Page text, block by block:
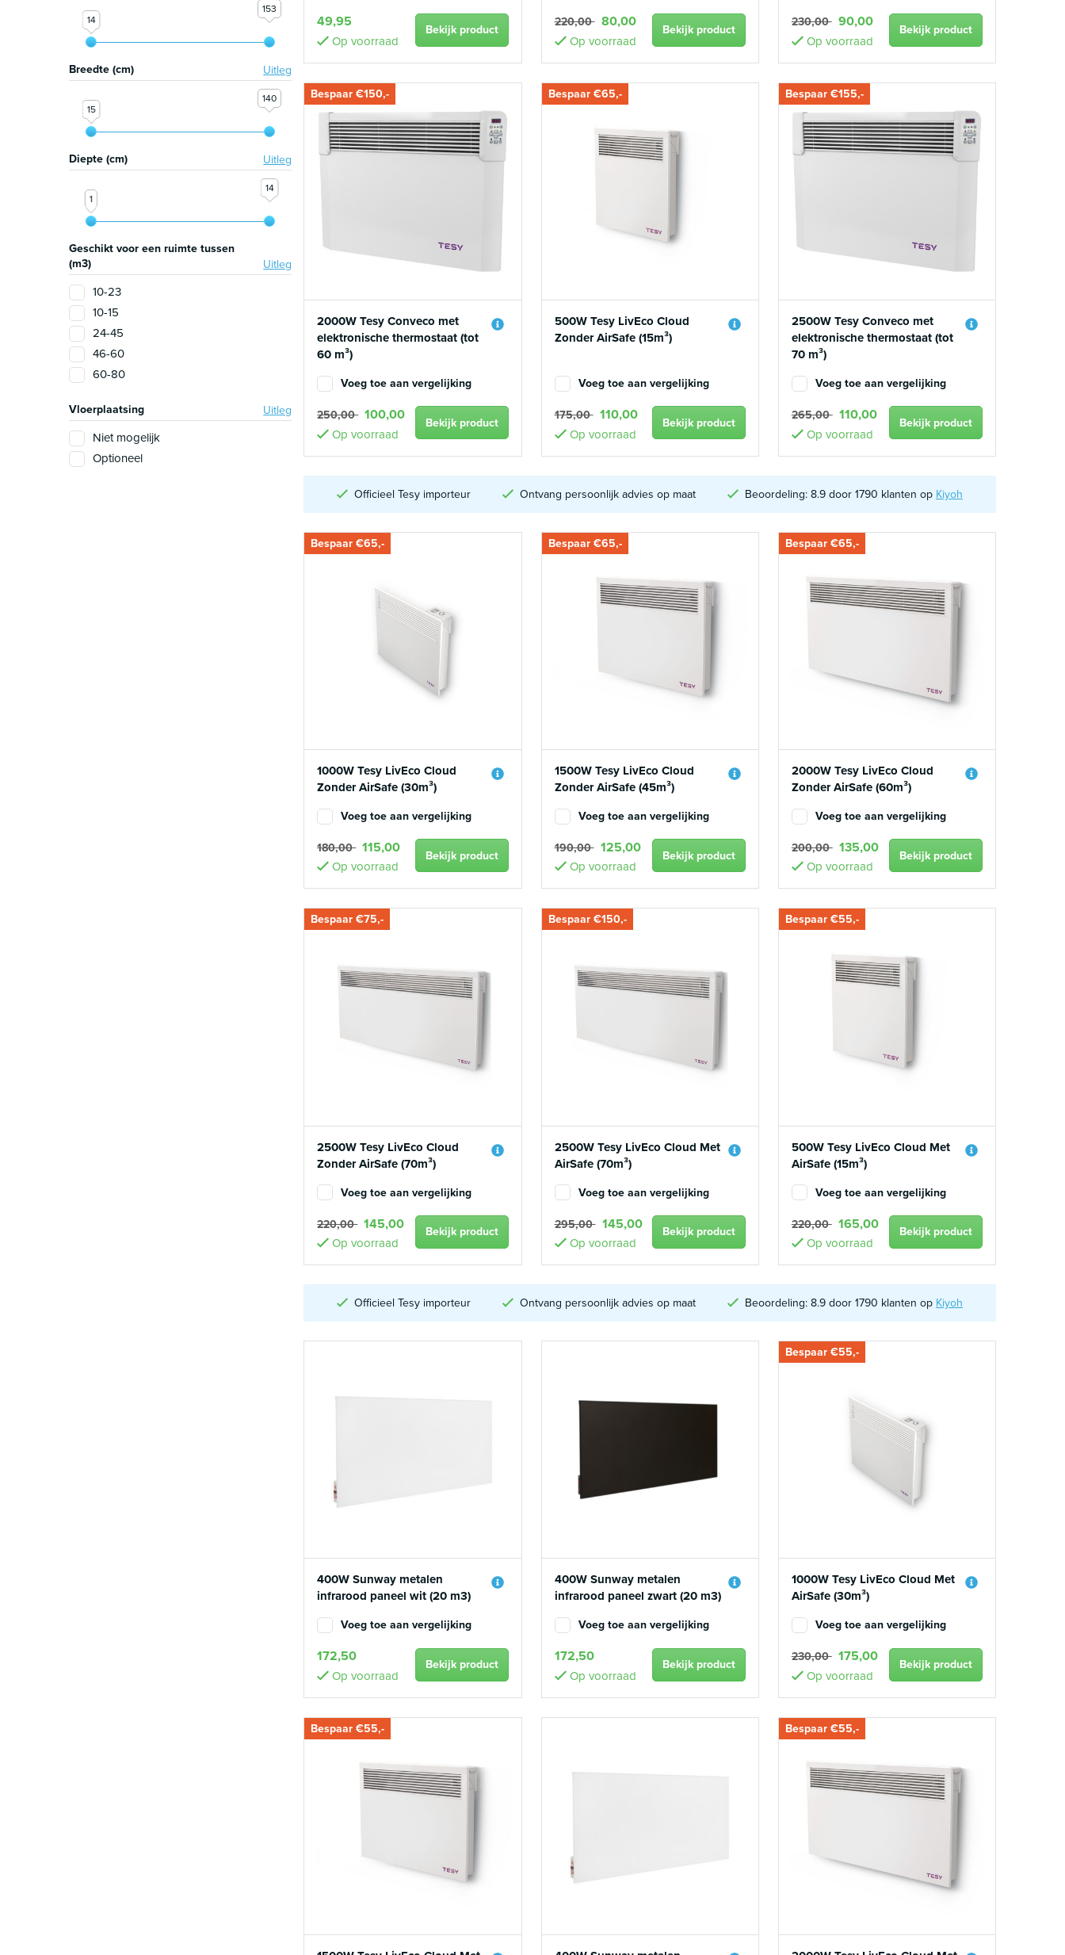
14
153
Breedte (cm) Uitleg
15
140
Diepte (cm) Uitleg
1
14
Geschikt voor een ruimte tussen
(m3)
Uitleg
10-23
10-15
24-45
46-60
60-80
Vloerplaatsing Uitleg
Niet mogelijk
Optioneel
49,95
Op voorraad
Bekijk product
220,00 80,00
Op voorraad
Bekijk product
230,00 90,00
Op voorraad
Bekijk product
Bespaar €150,-
2000W Tesy Conveco met
elektronische thermostaat (tot
60 m³)
Voeg toe aan vergelijking
250,00 100,00
Op voorraad
Bekijk product
Bespaar €65,-
500W Tesy LivEco Cloud
Zonder AirSafe (15m³)
Voeg toe aan vergelijking
175,00 110,00
Op voorraad
Bekijk product
Bespaar €155,-
2500W Tesy Conveco met
elektronische thermostaat (tot
70 m³)
Voeg toe aan vergelijking
265,00 110,00
Op voorraad
Bekijk product
Officieel Tesy importeur Ontvang persoonlijk advies op maat Beoordeling: 8.9 door 1790 klanten op Kiyoh
Bespaar €65,-
1000W Tesy LivEco Cloud
Zonder AirSafe (30m³)
Voeg toe aan vergelijking
180,00 115,00
Op voorraad
Bekijk product
Bespaar €65,-
1500W Tesy LivEco Cloud
Zonder AirSafe (45m³)
Voeg toe aan vergelijking
190,00 125,00
Op voorraad
Bekijk product
Bespaar €65,-
2000W Tesy LivEco Cloud
Zonder AirSafe (60m³)
Voeg toe aan vergelijking
200,00 135,00
Op voorraad
Bekijk product
Bespaar €75,-
2500W Tesy LivEco Cloud
Zonder AirSafe (70m³)
Voeg toe aan vergelijking
220,00 145,00
Op voorraad
Bekijk product
Bespaar €150,-
2500W Tesy LivEco Cloud Met
AirSafe (70m³)
Voeg toe aan vergelijking
295,00 145,00
Op voorraad
Bekijk product
Bespaar €55,-
500W Tesy LivEco Cloud Met
AirSafe (15m³)
Voeg toe aan vergelijking
220,00 165,00
Op voorraad
Bekijk product
Officieel Tesy importeur Ontvang persoonlijk advies op maat Beoordeling: 8.9 door 1790 klanten op Kiyoh
400W Sunway metalen
infrarood paneel wit (20 m3)
Voeg toe aan vergelijking
172,50
Op voorraad
Bekijk product
400W Sunway metalen
infrarood paneel zwart (20 m3)
Voeg toe aan vergelijking
172,50
Op voorraad
Bekijk product
Bespaar €55,-
1000W Tesy LivEco Cloud Met
AirSafe (30m³)
Voeg toe aan vergelijking
230,00 175,00
Op voorraad
Bekijk product
Bespaar €55,- Bespaar €55,-